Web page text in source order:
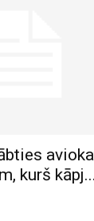
kurš kāpj...